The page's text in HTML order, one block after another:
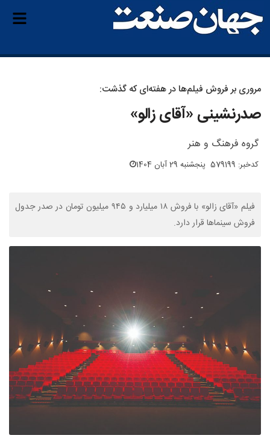
مروری بر فروش فیلم‌ها در هفته‌ای که گذشت:
صدرنشینی «آقای زالو»
گروه فرهنگ و هنر
کدخبر: 579199 پنجشنبه 29 آبان 1404
فیلم «آقای زالو» با فروش ۱۸ میلیارد و ۹۴۵ میلیون تومان در صدر جدول
فروش سینماها قرار دارد.